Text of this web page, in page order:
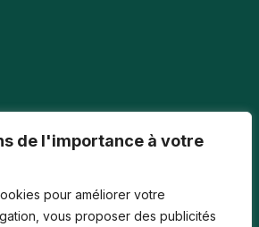
de l'importance à votre
pour améliorer votre
vous proposer des publicités
points, rangs et…
face aux nouvelles cyberfraudes
France : comment…